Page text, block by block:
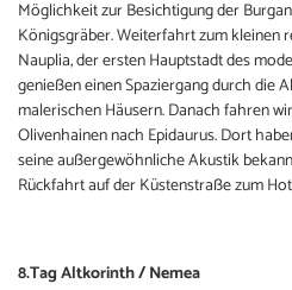
Möglichkeit zur Besichtigung der
Königsgräber. Weiterfahrt zum kleinen
Nauplia, der ersten Hauptstadt des
genießen einen Spaziergang durch die
malerischen Häusern. Danach fahren
Olivenhainen nach Epidaurus. Dort
seine außergewöhnliche Akustik
Rückfahrt auf der Küstenstraße zum
8.Tag Altkorinth / Nemea